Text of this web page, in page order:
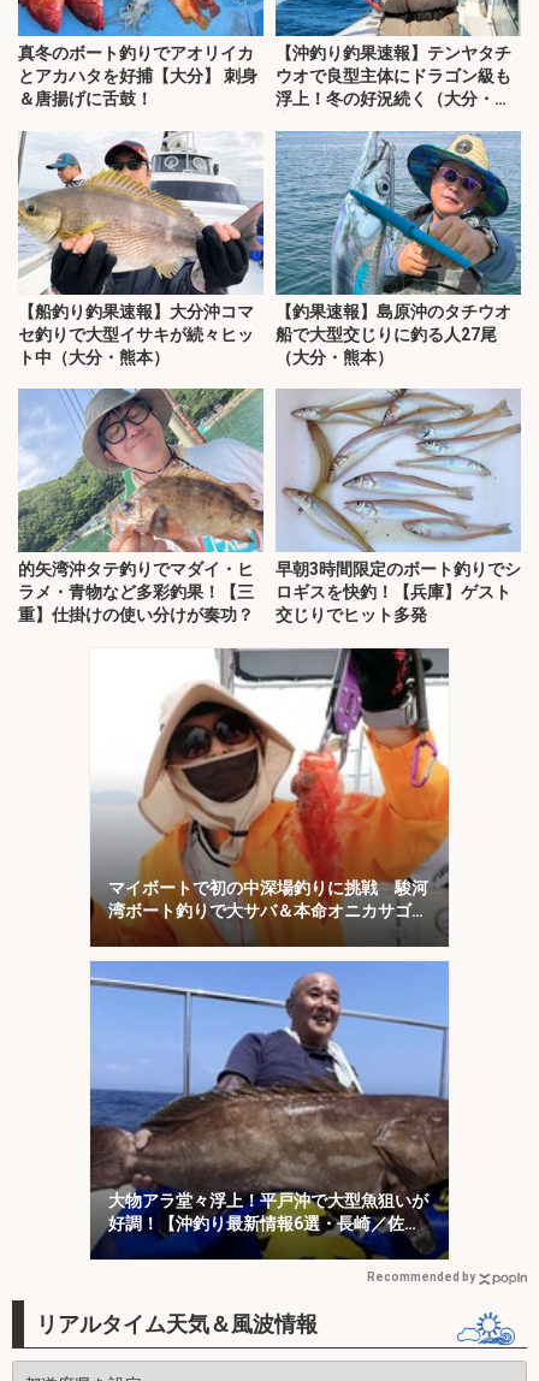
真冬のボート釣りでアオリイカ
とアカハタを好捕【大分】 刺身
＆唐揚げに舌鼓！
【沖釣り釣果速報】テンヤタチ
ウオで良型主体にドラゴン級も
浮上！冬の好況続く（大分・熊
【船釣り釣果速報】大分沖コマ
セ釣りで大型イサキが続々ヒッ
ト中（大分・熊本）
【釣果速報】島原沖のタチウオ
船で大型交じりに釣る人27尾
（大分・熊本）
的矢湾沖タテ釣りでマダイ・ヒ
ラメ・青物など多彩釣果！【三
重】仕掛けの使い分けが奏功？
早朝3時間限定のボート釣りでシ
ロギスを快釣！【兵庫】ゲスト
交じりでヒット多発
マイボートで初の中深場釣りに挑戦 駿河
湾ボート釣りで大サバ＆本命オニカサゴに
歓喜！
大物アラ堂々浮上！平戸沖で大型魚狙いが
好調！【沖釣り最新情報6選・長崎／佐
Recommended by
リアルタイム天気＆風波情報